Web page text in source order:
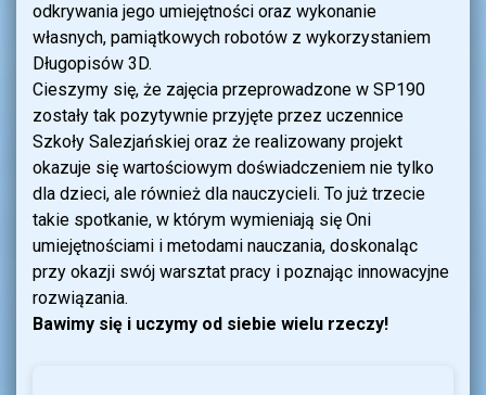
odkrywania jego umiejętności oraz wykonanie
własnych, pamiątkowych robotów z wykorzystaniem
Długopisów 3D.
Cieszymy się, że zajęcia przeprowadzone w SP190
zostały tak pozytywnie przyjęte przez uczennice
Szkoły Salezjańskiej oraz że realizowany projekt
okazuje się wartościowym doświadczeniem nie tylko
dla dzieci, ale również dla nauczycieli. To już trzecie
takie spotkanie, w którym wymieniają się Oni
umiejętnościami i metodami nauczania, doskonaląc
przy okazji swój warsztat pracy i poznając innowacyjne
rozwiązania.
Bawimy się i uczymy od siebie wielu rzeczy!